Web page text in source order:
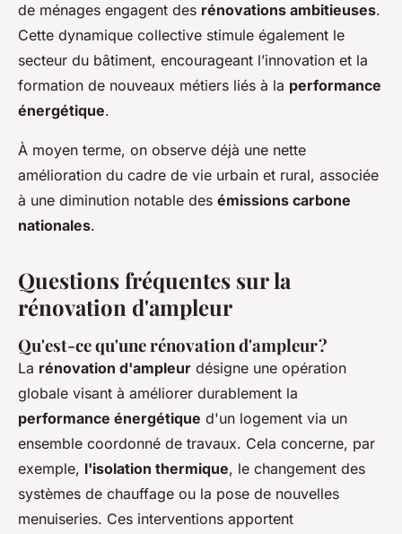
de ménages engagent des rénovations ambitieuses.
Cette dynamique collective stimule également le
secteur du bâtiment, encourageant l’innovation et la
formation de nouveaux métiers liés à la performance
énergétique.
À moyen terme, on observe déjà une nette
amélioration du cadre de vie urbain et rural, associée
à une diminution notable des émissions carbone
nationales.
Questions fréquentes sur la
rénovation d'ampleur
Qu'est-ce qu'une rénovation d'ampleur ?
La rénovation d'ampleur désigne une opération
globale visant à améliorer durablement la
performance énergétique d'un logement via un
ensemble coordonné de travaux. Cela concerne, par
exemple, l'isolation thermique, le changement des
systèmes de chauffage ou la pose de nouvelles
menuiseries. Ces interventions apportent